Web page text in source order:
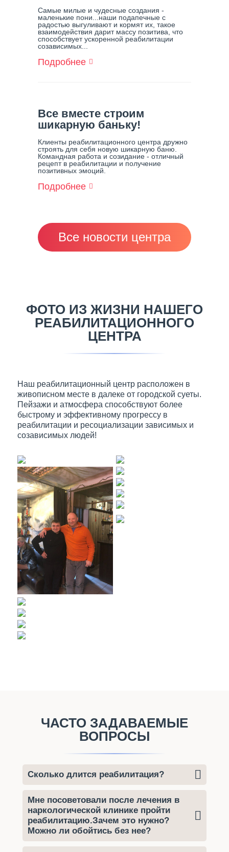
Зависимости
Самые милые и чудесные создания -
маленькие пони...наши подапечные с
радостью выгуливают и кормят их, такое
взаимодействия дарит массу позитива, что
способствует ускоренной реабилитации
созависимых...
Подробнее О
В
Центре
Все вместе строим
шикарную баньку!
Клиенты реабилитационного центра дружно
строять для себя новую шикарную баню.
Командная работа и созидание - отличный
рецепт в реабилитации и получение
позитивных эмоций.
Подробнее О
Шикарную
Баньку!
Все новости центра
ФОТО ИЗ ЖИЗНИ НАШЕГО
РЕАБИЛИТАЦИОННОГО
ЦЕНТРА
Наш реабилитационный центр расположен в
живописном месте в далеке от городской суеты.
Пейзажи и атмосфера способствуют более
быстрому и эффективному прогрессу в
реабилитации и ресоциализации зависимых и
созависимых людей!
ЧАСТО ЗАДАВАЕМЫЕ
ВОПРОСЫ
Сколько длится реабилитация?
Мне посоветовали после лечения в
наркологической клинике пройти
реабилитацию.Зачем это нужно?
Можно ли обойтись без нее?